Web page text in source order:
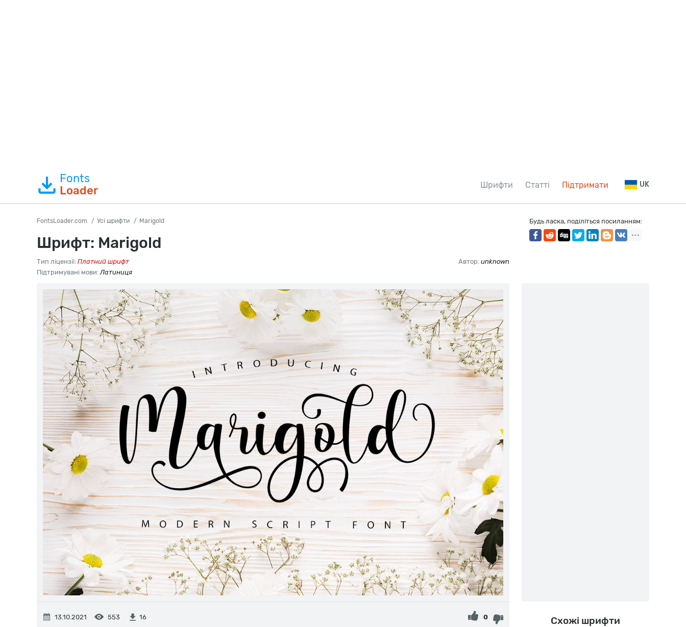
Fonts
Loader
Шрифти Статті Підтримати UK
FontsLoader.com Усі шрифти Marigold
Шрифт: Marigold
Тип ліцензії: Платний шрифт Автор: unknown
Підтримувані мови:Латиниця
Будь ласка, поділіться посиланням:
13.10.2021 553 16 0 Схожі шрифти